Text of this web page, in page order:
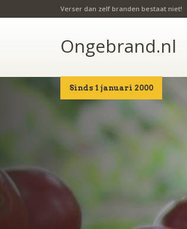
Verser dan zelf branden bestaat niet!
Ongebrand.nl
Sinds 1 januari 2000